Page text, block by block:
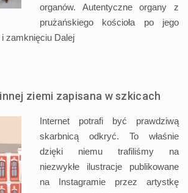
organów. Autentyczne organy z
prużańskiego kościoła po jego
zamknięciu Dalej
ziemi zapisana w szkicach
Internet potrafi być prawdziwą
skarbnicą odkryć. To właśnie
dzięki niemu trafiliśmy na
niezwykłe ilustracje publikowane
na Instagramie przez artystkę